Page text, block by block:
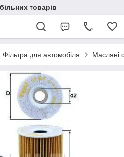
товарів
Фільтра для автомобіля Масляні